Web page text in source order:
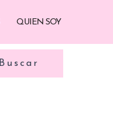
QUIEN SOY
Buscar